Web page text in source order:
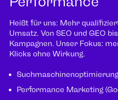
Heißt für uns: Mehr
Umsatz. Von SEO und GEO
Kampagnen. Unser Fokus:
Klicks ohne Wirkung.
Suchmaschinenoptimierung
Performance Marketing